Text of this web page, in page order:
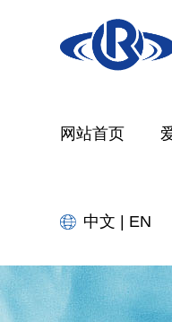
网站首页
中文 EN